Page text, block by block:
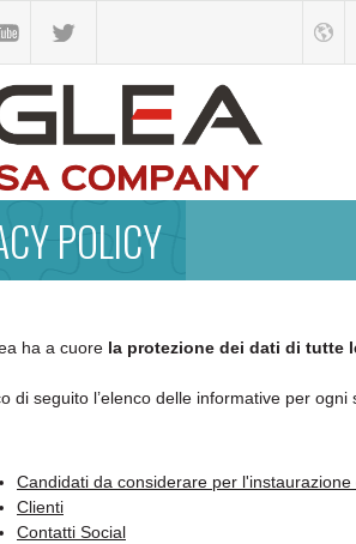
POLICY
ha a cuore la protezione dei dati di tutte
di seguito l’elenco delle informative per
Candidati da considerare per
Clienti
Contatti Social